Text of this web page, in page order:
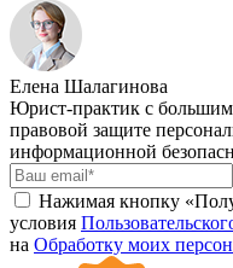
Елена Шалагинова
Юрист-практик с
правовой защите
информационной
Нажимая кнопку
условия
на Обработку моих